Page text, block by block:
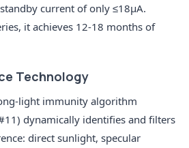
current of only ≤18μA.
it achieves 12-18 months of
Technology
light immunity algorithm
dynamically identifies and filters
direct sunlight, specular